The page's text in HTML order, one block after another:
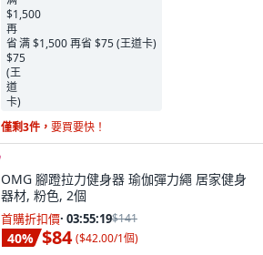
满 $1,500 再省 $75 (王道卡)
僅剩3件， 要買要快！
OMG 腳蹬拉力健身器 瑜伽彈力繩 居家健身
器材, 粉色, 2個
首購折扣價· 03:55:18$141
40% $84 ($42.00/1個)